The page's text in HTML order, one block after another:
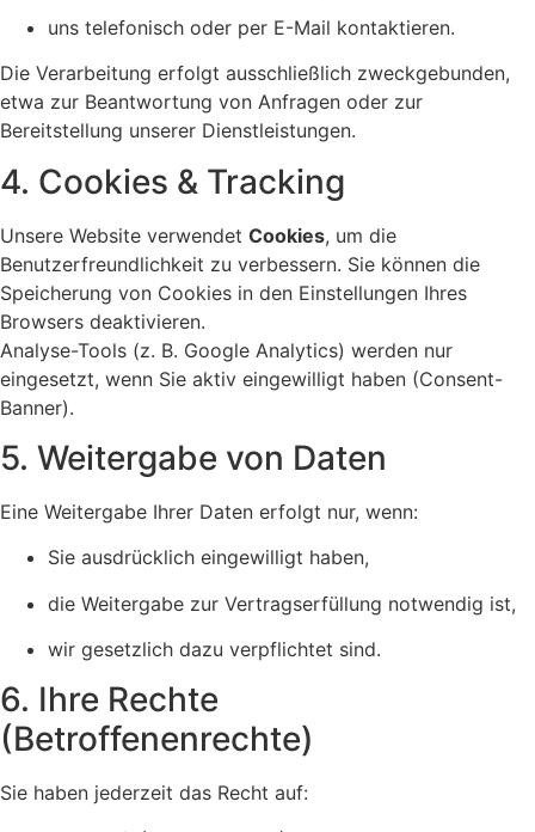
uns telefonisch oder per E-Mail kontaktieren.
Die Verarbeitung erfolgt ausschließlich zweckgebunden,
etwa zur Beantwortung von Anfragen oder zur
Bereitstellung unserer Dienstleistungen.
4. Cookies & Tracking
Unsere Website verwendet Cookies, um die
Benutzerfreundlichkeit zu verbessern. Sie können die
Speicherung von Cookies in den Einstellungen Ihres
Browsers deaktivieren.
Analyse-Tools (z. B. Google Analytics) werden nur
eingesetzt, wenn Sie aktiv eingewilligt haben (Consent-
Banner).
5. Weitergabe von Daten
Eine Weitergabe Ihrer Daten erfolgt nur, wenn:
Sie ausdrücklich eingewilligt haben,
die Weitergabe zur Vertragserfüllung notwendig ist,
wir gesetzlich dazu verpflichtet sind.
6. Ihre Rechte
(Betroffenenrechte)
Sie haben jederzeit das Recht auf: